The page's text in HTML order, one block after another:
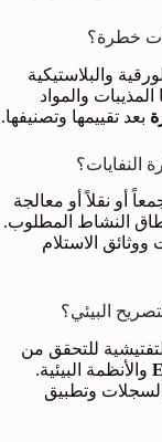
خطرة؟
والبلاستيكية
والمواد
بعد تقييمها وتصنيفها.
النفايات؟
أو نقلاً أو معالجة
النشاط المطلوب.
الاستلام
البيئي؟
للتحقق من
والأنظمة البيئية.
وتطبيق